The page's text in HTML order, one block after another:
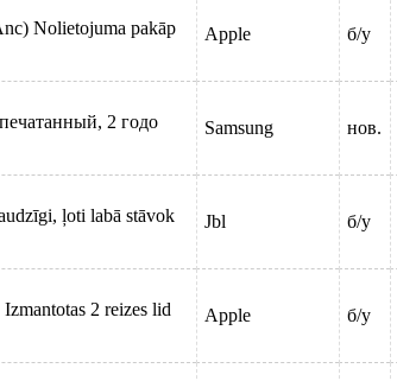
Nolietojuma pakāp Apple б/у
2 годо
Samsung нов.
ļoti labā stāvok Jbl б/у
2 reizes lid Apple б/у